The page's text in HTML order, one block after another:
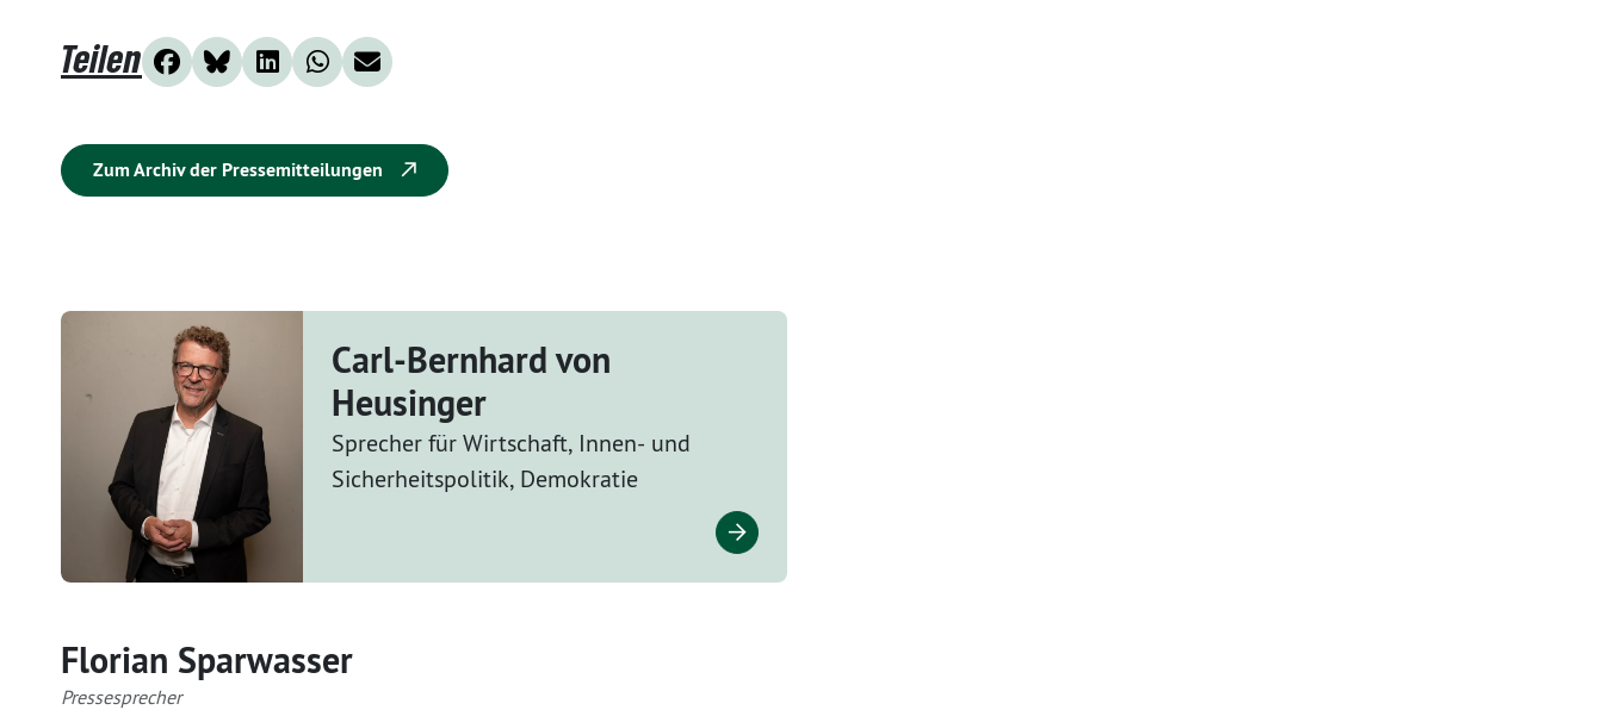
Teilen
Zum Archiv der Pressemitteilungen
Carl-Bernhard von
Heusinger
Sprecher für Wirtschaft, Innen- und
Sicherheitspolitik, Demokratie
Florian Sparwasser
Pressesprecher